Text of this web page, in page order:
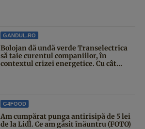
GANDUL.RO
Bolojan dă undă verde Transelectrica
să taie curentul companiilor, în
contextul crizei energetice. Cu cât...
G4FOOD
Am cumpărat punga antirisipă de 5 lei
de la Lidl. Ce am găsit înăuntru (FOTO)